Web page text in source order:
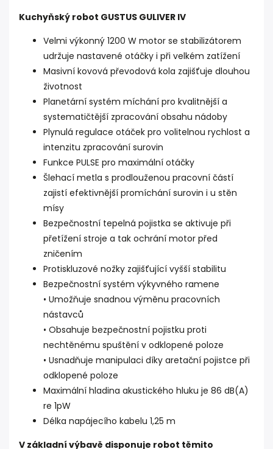
Kuchyňský robot GUSTUS GULIVER IV
Velmi výkonný 1200 W motor se stabilizátorem
udržuje nastavené otáčky i při velkém zatížení
Masivní kovová převodová kola zajišťuje dlouhou
životnost
Planetární systém míchání pro kvalitnější a
systematičtější zpracování obsahu nádoby
Plynulá regulace otáček pro volitelnou rychlost a
intenzitu zpracování surovin
Funkce PULSE pro maximální otáčky
Šlehací metla s prodlouženou pracovní částí
zajistí efektivnější promíchání surovin i u stěn
mísy
Bezpečnostní tepelná pojistka se aktivuje při
přetížení stroje a tak ochrání motor před
zničením
Protiskluzové nožky zajišťující vyšší stabilitu
Bezpečnostní systém výkyvného ramene
• Umožňuje snadnou výměnu pracovních
nástavců
• Obsahuje bezpečnostní pojistku proti
nechtěnému spuštění v odklopené poloze
• Usnadňuje manipulaci díky aretační pojistce při
odklopené poloze
Maximální hladina akustického hluku je 86 dB(A)
re 1pW
Délka napájecího kabelu 1,25 m
V základní výbavě disponuje robot těmito